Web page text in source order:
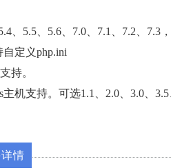
、5.5、5.6、7.0、7.1、7.2、7.3
定义php.ini
持。
主机支持。可选1.1、2.0、3.0、
情